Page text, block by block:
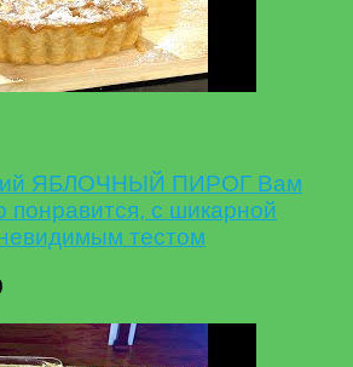
ЯБЛОЧНЫЙ ПИРОГ Вам
понравится, с шикарной
тестом